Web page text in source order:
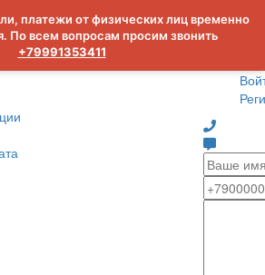
платежи от физических лиц временно
По всем вопросам просим звонить
+79991353411